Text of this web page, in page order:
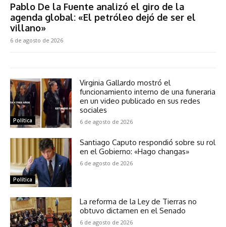
Pablo De la Fuente analizó el giro de la
agenda global: «El petróleo dejó de ser el
villano»
6 de agosto de 2026
Política
Virginia Gallardo mostró el
funcionamiento interno de una funeraria
en un video publicado en sus redes
sociales
6 de agosto de 2026
Política
Santiago Caputo respondió sobre su rol
en el Gobierno: «Hago changas»
6 de agosto de 2026
La reforma de la Ley de Tierras no
obtuvo dictamen en el Senado
6 de agosto de 2026